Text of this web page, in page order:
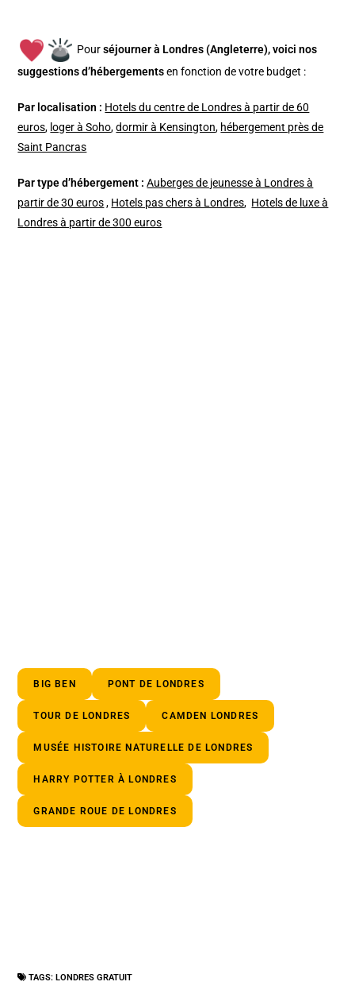
Pourséjourner à Londres (Angleterre), voici nos
suggestions d’hébergements en fonction de votre budget :
Par localisation : Hotels du centre de Londres à partir de 60
euros, loger à Soho,dormir à Kensington, hébergement près de
Saint Pancras
Par type d’hébergement : Auberges de jeunesse à Londres à
partir de 30 euros, Hotels pas chers à Londres, Hotels de luxe à
Londres à partir de 300 euros
BIG BEN PONT DE LONDRES
TOUR DE LONDRES CAMDEN LONDRES
MUSÉE HISTOIRE NATURELLE DE LONDRES
HARRY POTTER À LONDRES
GRANDE ROUE DE LONDRES
TAGS:LONDRES GRATUIT